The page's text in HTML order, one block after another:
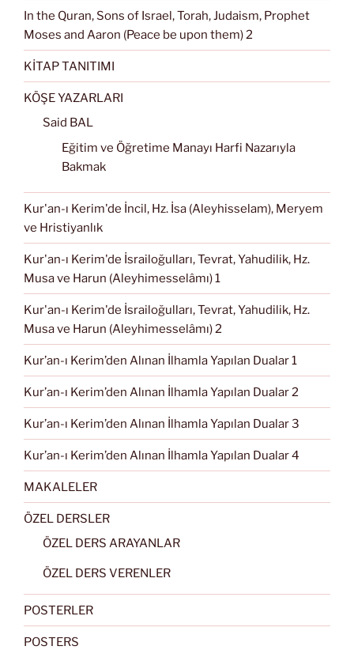
In the Quran, Sons of Israel, Torah, Judaism, Prophet
Moses and Aaron (Peace be upon them) 2
KİTAP TANITIMI
KÖŞE YAZARLARI
Said BAL
Eğitim ve Öğretime Manayı Harfi Nazarıyla
Bakmak
Kur'an-ı Kerim'de İncil, Hz. İsa (Aleyhisselam), Meryem
ve Hristiyanlık
Kur'an-ı Kerim'de İsrailoğulları, Tevrat, Yahudilik, Hz.
Musa ve Harun (Aleyhimesselâmı) 1
Kur'an-ı Kerim'de İsrailoğulları, Tevrat, Yahudilik, Hz.
Musa ve Harun (Aleyhimesselâmı) 2
Kur’an-ı Kerim’den Alınan İlhamla Yapılan Dualar 1
Kur’an-ı Kerim’den Alınan İlhamla Yapılan Dualar 2
Kur’an-ı Kerim’den Alınan İlhamla Yapılan Dualar 3
Kur’an-ı Kerim’den Alınan İlhamla Yapılan Dualar 4
MAKALELER
ÖZEL DERSLER
ÖZEL DERS ARAYANLAR
ÖZEL DERS VERENLER
POSTERLER
POSTERS